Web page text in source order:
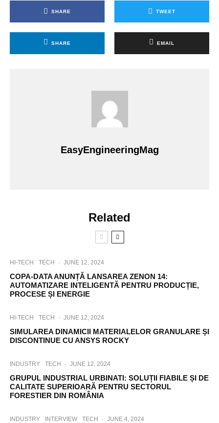
SHARE TWEET
SHARE EMAIL
EasyEngineeringMag
Related
HI-TECH TECH · JUNE 12, 2024
COPA-DATA ANUNȚĂ LANSAREA ZENON 14:
AUTOMATIZARE INTELIGENTĂ PENTRU PRODUCȚIE,
PROCESE ȘI ENERGIE
HI-TECH TECH · JUNE 12, 2024
SIMULAREA DINAMICII MATERIALELOR GRANULARE ȘI
DISCONTINUE CU ANSYS ROCKY
INDUSTRY TECH · JUNE 12, 2024
GRUPUL INDUSTRIAL URBINATI: SOLUȚII FIABILE ȘI DE
CALITATE SUPERIOARĂ PENTRU SECTORUL
FORESTIER DIN ROMÂNIA
INDUSTRY INTERVIEW TECH · JUNE 4, 2024